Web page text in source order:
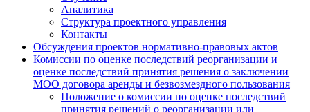
Аналитика
Структура проектного управления
Контакты
Обсуждения проектов нормативно-правовых актов
Комиссии по оценке последствий реорганизации и
оценке последствий принятия решения о заключении
МОО договора аренды и безвозмездного пользования
Положение о комиссии по оценке последствий
принятия решений о реорганизации или